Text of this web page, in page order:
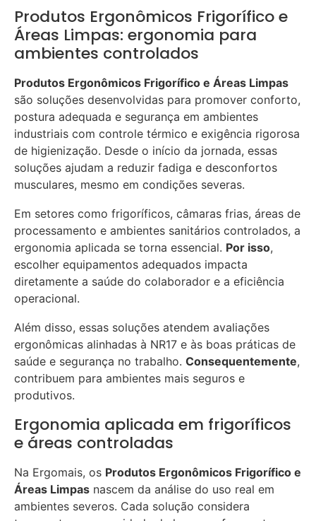
Produtos Ergonômicos Frigorífico e
Áreas Limpas: ergonomia para
ambientes controlados
Produtos Ergonômicos Frigorífico e Áreas Limpas
são soluções desenvolvidas para promover conforto,
postura adequada e segurança em ambientes
industriais com controle térmico e exigência rigorosa
de higienização. Desde o início da jornada, essas
soluções ajudam a reduzir fadiga e desconfortos
musculares, mesmo em condições severas.
Em setores como frigoríficos, câmaras frias, áreas de
processamento e ambientes sanitários controlados, a
ergonomia aplicada se torna essencial. Por isso,
escolher equipamentos adequados impacta
diretamente a saúde do colaborador e a eficiência
operacional.
Além disso, essas soluções atendem avaliações
ergonômicas alinhadas à NR17 e às boas práticas de
saúde e segurança no trabalho. Consequentemente,
contribuem para ambientes mais seguros e
produtivos.
Ergonomia aplicada em frigoríficos
e áreas controladas
Na Ergomais, os Produtos Ergonômicos Frigorífico e
Áreas Limpas nascem da análise do uso real em
ambientes severos. Cada solução considera